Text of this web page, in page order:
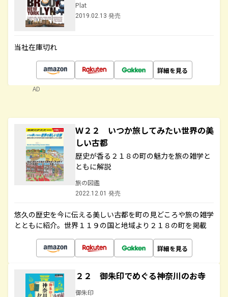
Plat
2019.02.13 発売
当社在庫切れ
詳細を見る
AD
Ｗ２２ いつか旅してみたい世界の美
しい古都
歴史が香る２１８の町の魅力を旅の雑学と
ともに解説
旅の図鑑
2022.12.01 発売
悠久の歴史を今に伝える美しい古都を町の見どころや旅の雑学
とともに紹介。世界１１９の国と地域より２１８の町を掲載
詳細を見る
２２ 御朱印でめぐる神奈川のお寺
御朱印